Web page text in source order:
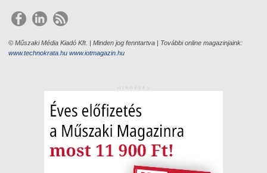
© Műszaki Média Kiadó Kft. | Minden jog fenntartva | További online magazinjaink:
www.technokrata.hu www.iotmagazin.hu
HIRDETÉS